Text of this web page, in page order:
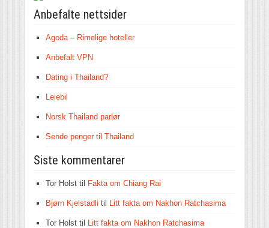
Anbefalte nettsider
Agoda – Rimelige hoteller
Anbefalt VPN
Dating i Thailand?
Leiebil
Norsk Thailand parlør
Sende penger til Thailand
Siste kommentarer
Tor Holst til Fakta om Chiang Rai
Bjørn Kjelstadli til Litt fakta om Nakhon Ratchasima
Tor Holst til Litt fakta om Nakhon Ratchasima